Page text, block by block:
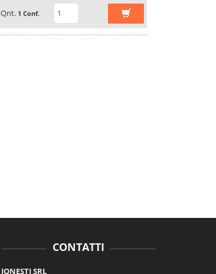
Qnt. 1 Conf.
CONTATTI
JONESTI SRL